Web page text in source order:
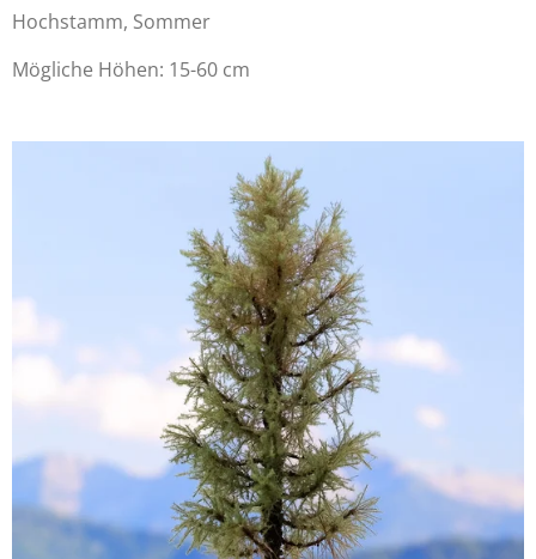
Hochstamm, Sommer
Mögliche Höhen: 15-60 cm